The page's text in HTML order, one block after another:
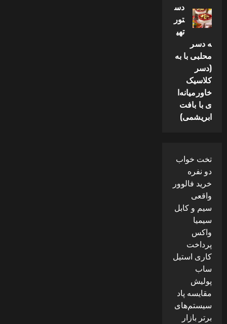
دس
تور
تهی
ه دسر
محلبی با به
(دسر
کلاسیک
خاورمیانه‌ا
ی با بافت
ابریشمی)
تخت خواب
دو نفره
خرید فالوور
واقعی
سیم و کابل
سیمیا
واکس
پرداخت
کاری استیل
ساب
پولیش
مقایسه پاد
سیستم‌های
برتر بازار